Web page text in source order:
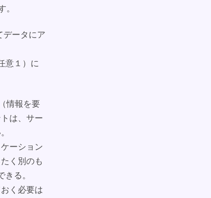
データにア
意１）に
情報を要
は、サー
ーション
く別のも
る。
く必要は